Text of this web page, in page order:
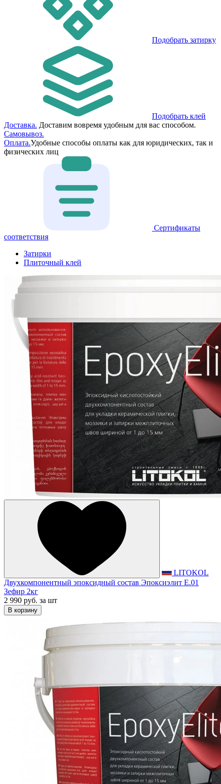
Подобрать затирку
Подобрать клей
Доставка. Доставим вовремя удобным для вас способом.
Самовывоз.
Оплата.Удобные способы оплаты как для юридических, так и
физических лиц
Сертификаты
соответствия
Затирки
Плиточный клей
LITOKOL
Двухкомпонентный эпоксидный состав Эпоксиэлит E.01
Зефир 2кг
2 990 руб. за шт
В корзину